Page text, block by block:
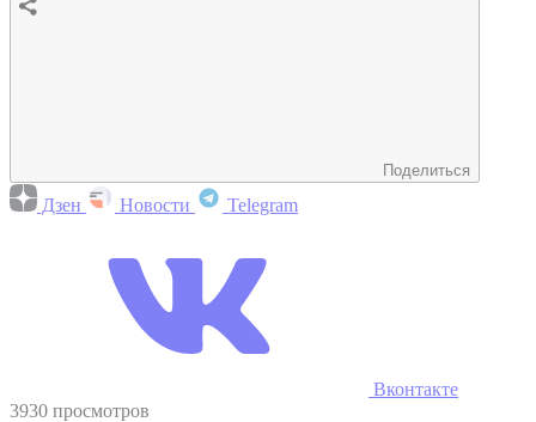
Поделиться
Дзен Новости Telegram
Вконтакте
3930 просмотров